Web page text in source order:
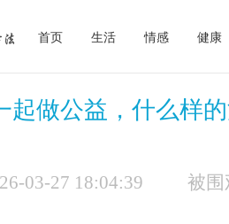
首页 生活 情感 健康
起做公益，什么样
03-27 18:04:39